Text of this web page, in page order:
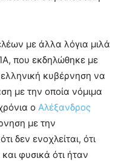
με άλλα λόγια μιλά
που εκδηλώθηκε με
κυβέρνηση να
με την οποία νόμιμα
ο Αλέξανδρος
με την
δεν ενοχλείται, ότι
και φυσικά ότι ήταν